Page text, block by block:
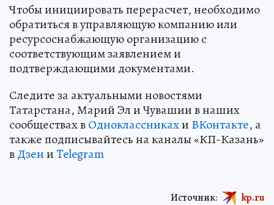
Чтобы инициировать перерасчет, необходимо
обратиться в управляющую компанию или
ресурсоснабжающую организацию с
соответствующим заявлением и
подтверждающими документами.
Следите за актуальными новостями
Татарстана, Марий Эл и Чувашии в наших
сообществах вОдноклассникахи ВКонтакте, а
также подписывайтесь на каналы «КП-Казань»
вДзениTelegram
Источник: kp.ru